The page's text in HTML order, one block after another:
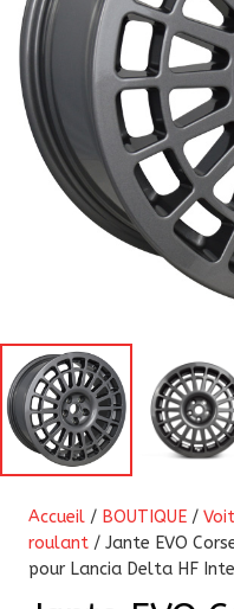
Accueil / BOUTIQUE /
roulant / Jante EVO
pour Lancia Delta HF